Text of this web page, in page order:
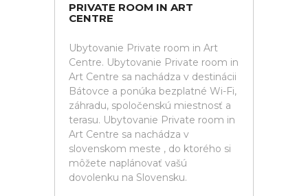
PRIVATE ROOM IN ART
CENTRE
Ubytovanie Private room in Art
Centre. Ubytovanie Private room in
Art Centre sa nachádza v destinácii
Bátovce a ponúka bezplatné Wi-Fi,
záhradu, spoločenskú miestnosť a
terasu. Ubytovanie Private room in
Art Centre sa nachádza v
slovenskom meste , do ktorého si
môžete naplánovať vašú
dovolenku na Slovensku.